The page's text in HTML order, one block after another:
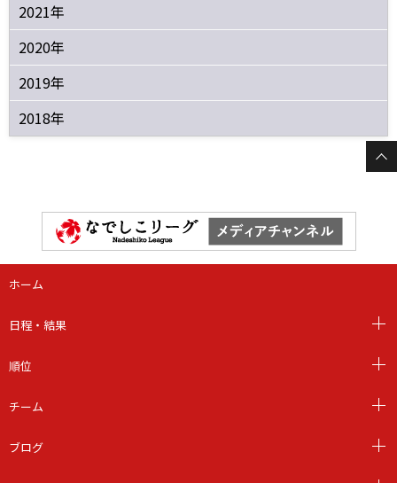
2021年
2020年
2019年
2018年
ホーム
日程・結果
順位
チーム
ブログ